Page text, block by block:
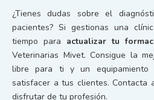
¿Tienes dudas sobre el
pacientes? Si gestionas una
tiempo para actualizar tu
Veterinarias Mivet. Consigue la
libre para ti y un equipamiento
satisfacer a tus clientes. Contacta
disfrutar de tu profesión.